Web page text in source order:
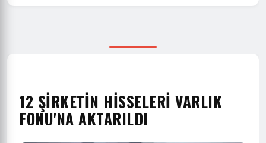
12 ŞIRKETIN HISSELERI VARLIK
FONU'NA AKTARILDI